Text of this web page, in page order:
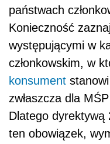
państwach
Konieczność
występującymi w
członkowskim, w
konsument
zwłaszcza dla
Dlatego dyrektywą
ten obowiązek,